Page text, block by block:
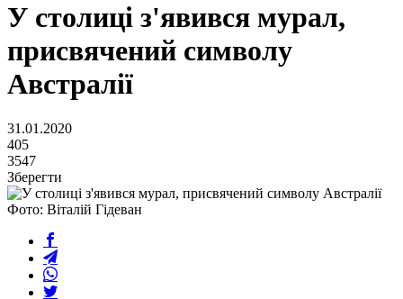
У столиці з'явився мурал,
присвячений символу
Австралії
31.01.2020
405
3547
Зберегти
Фото: Віталій Гідеван